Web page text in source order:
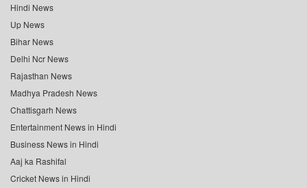
Hindi News
Up News
Bihar News
Delhi Ncr News
Rajasthan News
Madhya Pradesh News
Chattisgarh News
Entertainment News in Hindi
Business News in Hindi
Aaj ka Rashifal
Cricket News in Hindi